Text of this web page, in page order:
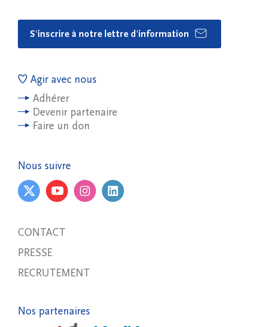
S'inscrire à notre lettre d'information
Agir avec nous
Adhérer
Devenir partenaire
Faire un don
Nous suivre
CONTACT
PRESSE
RECRUTEMENT
Nos partenaires